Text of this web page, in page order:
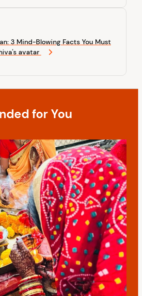
3 Mind-Blowing Facts You Must
avatar
for You